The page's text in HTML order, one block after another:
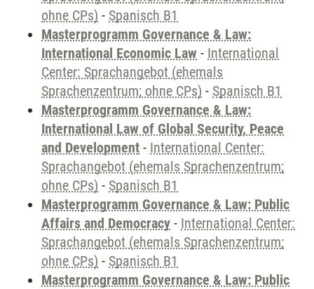
ohne CPs) - Spanisch B1
Masterprogramm Governance & Law:
International Economic Law - International
Center: Sprachangebot (ehemals
Sprachenzentrum; ohne CPs) - Spanisch B1
Masterprogramm Governance & Law:
International Law of Global Security, Peace
and Development - International Center:
Sprachangebot (ehemals Sprachenzentrum;
ohne CPs) - Spanisch B1
Masterprogramm Governance & Law: Public
Affairs and Democracy - International Center:
Sprachangebot (ehemals Sprachenzentrum;
ohne CPs) - Spanisch B1
Masterprogramm Governance & Law: Public